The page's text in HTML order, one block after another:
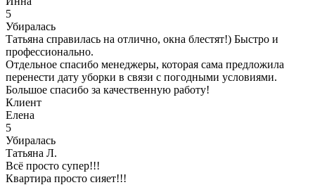
5
Убиралась
Татьяна справилась на отлично, окна блестят!) Быстро и
профессионально.
Отдельное спасибо менеджеры, которая сама предложила
перенести дату уборки в связи с погодными условиями.
Большое спасибо за качественную работу!
Клиент
Елена
5
Убиралась
Татьяна Л.
Всё просто супер!!!
Квартира просто сияет!!!